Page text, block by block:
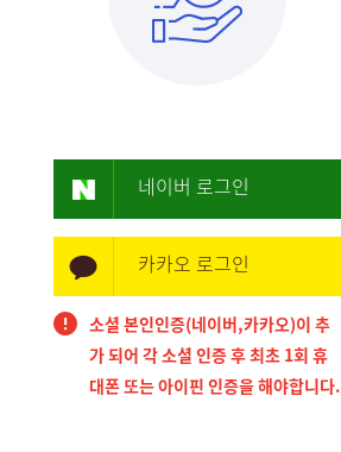
네이버 로그인
카카오 로그인
소셜 본인인증(네이버,카카오)이 추
가 되어 각 소셜 인증 후 최초 1회 휴
대폰 또는 아이핀 인증을 해야합니다.